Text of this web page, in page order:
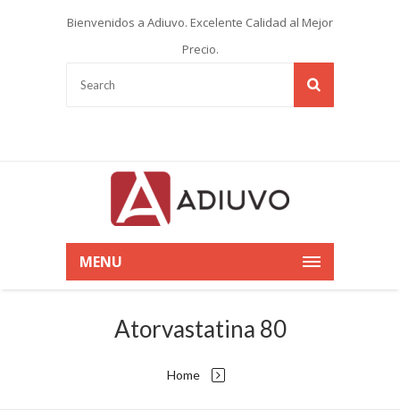
Bienvenidos a Adiuvo. Excelente Calidad al Mejor
Precio.
MENU
Atorvastatina 80
Home